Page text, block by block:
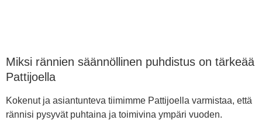
Miksi rännien säännöllinen puhdistus on tärkeää
Pattijoella
Kokenut ja asiantunteva tiimimme Pattijoella varmistaa, että
rännisi pysyvät puhtaina ja toimivina ympäri vuoden.